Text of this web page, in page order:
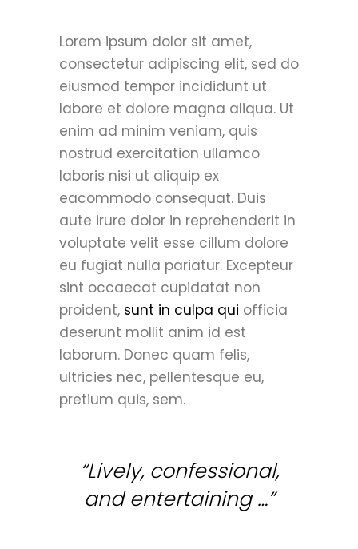
Lorem ipsum dolor sit amet,
consectetur adipiscing elit, sed do
eiusmod tempor incididunt ut
labore et dolore magna aliqua. Ut
enim ad minim veniam, quis
nostrud exercitation ullamco
laboris nisi ut aliquip ex
eacommodo consequat. Duis
aute irure dolor in reprehenderit in
voluptate velit esse cillum dolore
eu fugiat nulla pariatur. Excepteur
sint occaecat cupidatat non
proident, sunt in culpa qui officia
deserunt mollit anim id est
laborum. Donec quam felis,
ultricies nec, pellentesque eu,
pretium quis, sem.
“Lively, confessional,
and entertaining …”